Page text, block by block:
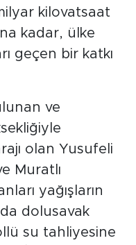
kilovatsaat
kadar, ülke
geçen bir katkı
ve
olan Yusufeli
Muratlı
yağışların
dolusavak
su tahliyesine